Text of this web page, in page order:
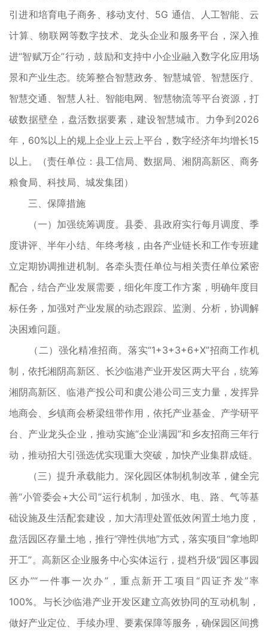
引进和培育电子商务、移动支付、5G 通信、人工智能、云
计算、物联网等数字技术、龙头企业和服务平台，深入推
进“智赋万企”行动，鼓励和支持中小企业融入数字化应用场
景和产业生态。统筹整合智慧政务、智慧城管、智慧医疗、
智慧交通、智慧人社、智能电网、智慧物流等平台资源，打
破数据壁垒，盘活数据要素，建设智慧城市。力争到2026
年，60%以上的规上企业上云上平台，数字经济年均增长15
以上。（责任单位：县工信局、数据局、湘阴高新区、商务
粮食局、科技局、城发集团）
三、保障措施
（一）加强统筹调度。县委、县政府实行每月调度、季
度讲评、半年小结、年终考核，由各产业链长和工作专班建
立定期协调推进机制。各牵头责任单位与相关责任单位紧密
配合，结合产业发展需要，细化年度工作方案，明确年度目
标任务，加强对产业发展的动态跟踪、监测、分析，协调解
决困难问题。
（二）强化精准招商。落实“1+3+3+6+X”招商工作机
制，依托湘阴高新区、长沙临港产业开发区两大平台，统筹
湘阴高新区、临港产投公司和虞公港公司三支力量，发挥异
地商会、乡镇商会桥梁纽带作用，依托产业基金、产学研平
台、产业龙头企业，推动实施“企业满园”和乡友招商三年行
动，推动招大引强选优实现重大突破，加快产业集群成链。
（三）提升承载能力。深化园区体制机制改革，健全完
善“小管委会+大公司”运行机制，加强水、电、路、气等基
础设施及生活配套建设，加大清理处置低效闲置土地力度，
盘活园区存量土地，推行“弹性供地”方式，落实项目“拿地即
开工”。高新区企业服务中心实体运行，提档升级“园区事园
区办”“一件事一次办”，重点新开工项目“四证齐发”率
100%。与长沙临港产业开发区建立高效协同的互动机制，
做好产业定位、手续办理、要素保障等服务，确保园区间携